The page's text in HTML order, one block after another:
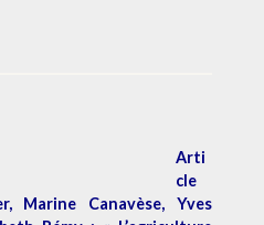
Arti
cle
Marine Canavèse, Yves